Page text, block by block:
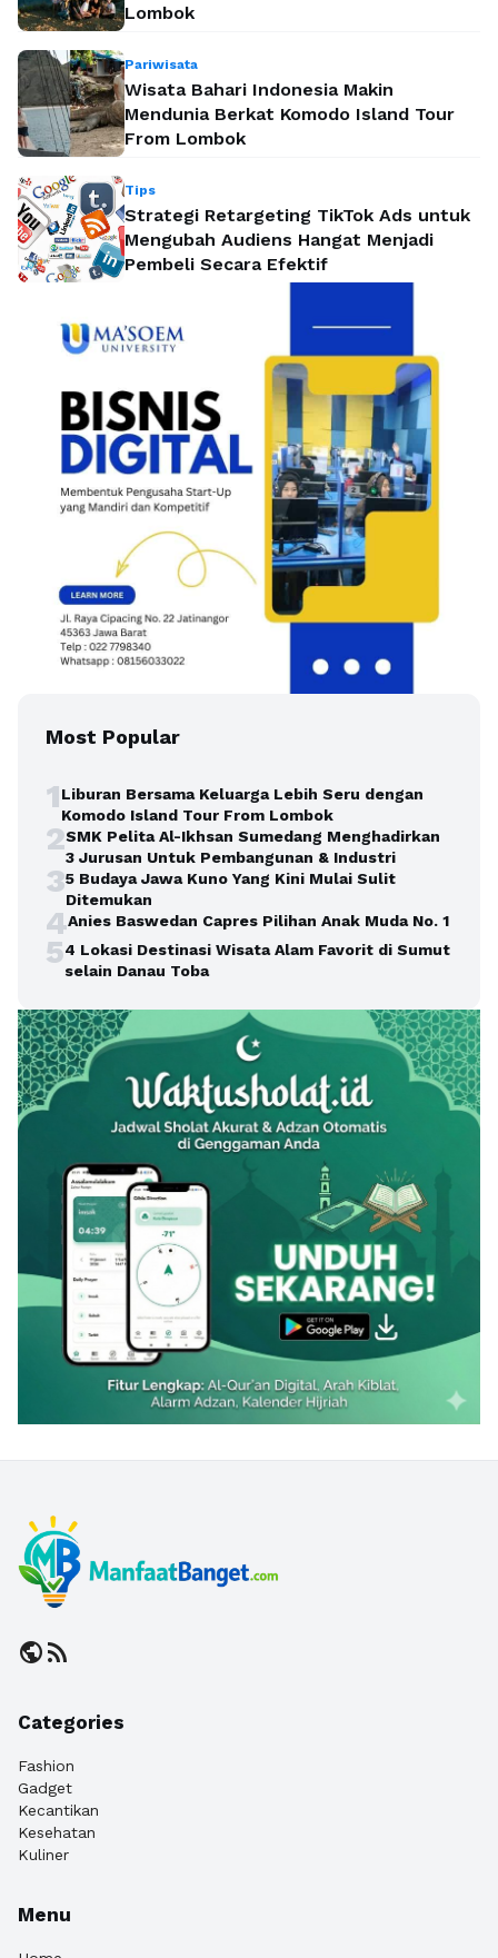
Lombok
Pariwisata
Wisata Bahari Indonesia Makin
Mendunia Berkat Komodo Island Tour
From Lombok
Tips
Strategi Retargeting TikTok Ads untuk
Mengubah Audiens Hangat Menjadi
Pembeli Secara Efektif
Most Popular
1Liburan Bersama Keluarga Lebih Seru dengan
Komodo Island Tour From Lombok
2SMK Pelita Al-Ikhsan Sumedang Menghadirkan
3 Jurusan Untuk Pembangunan & Industri
35 Budaya Jawa Kuno Yang Kini Mulai Sulit
Ditemukan
4Anies Baswedan Capres Pilihan Anak Muda No. 1
54 Lokasi Destinasi Wisata Alam Favorit di Sumut
selain Danau Toba
publicrss_feed
Categories
Fashion
Gadget
Kecantikan
Kesehatan
Kuliner
Menu